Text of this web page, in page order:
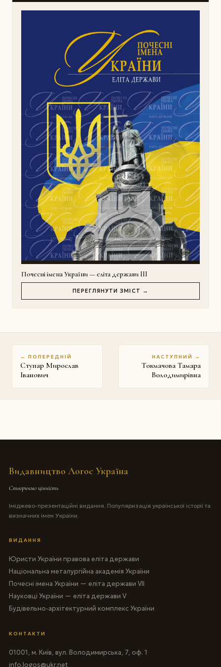
Почесні імена України — еліта держави III
ПЕРЕГЛЯНУТИ ЗМІСТ →
← ПОПЕРЕДНІЙ
Ступар Мирослав
Іванович
НАСТУПНИЙ →
Токмачова Тамара
Володимирівна
Видавництво Логос Україна
Створюємо цінність
Іміджево-презентаційні видання. Популяризація української історії та
визначних імен України.
ВИДАННЯ
Юристи України правова еліта держави
Національна металургійна академія України
Почесні імена України — еліта держави VII
Науковці України — еліта держави V
Будівельно-архітектурний комплекс України
КОНТАКТИ
01001, м. Київ, вул. Володимирська, 7, оф. 1
info.logos@ukr.net